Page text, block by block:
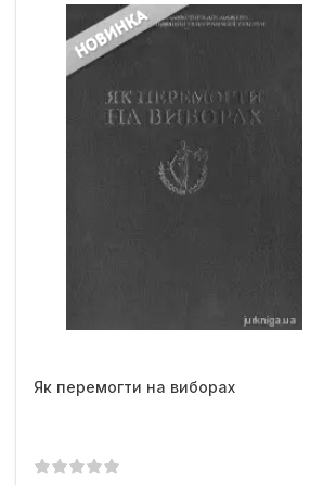
Як перемогти на виборах